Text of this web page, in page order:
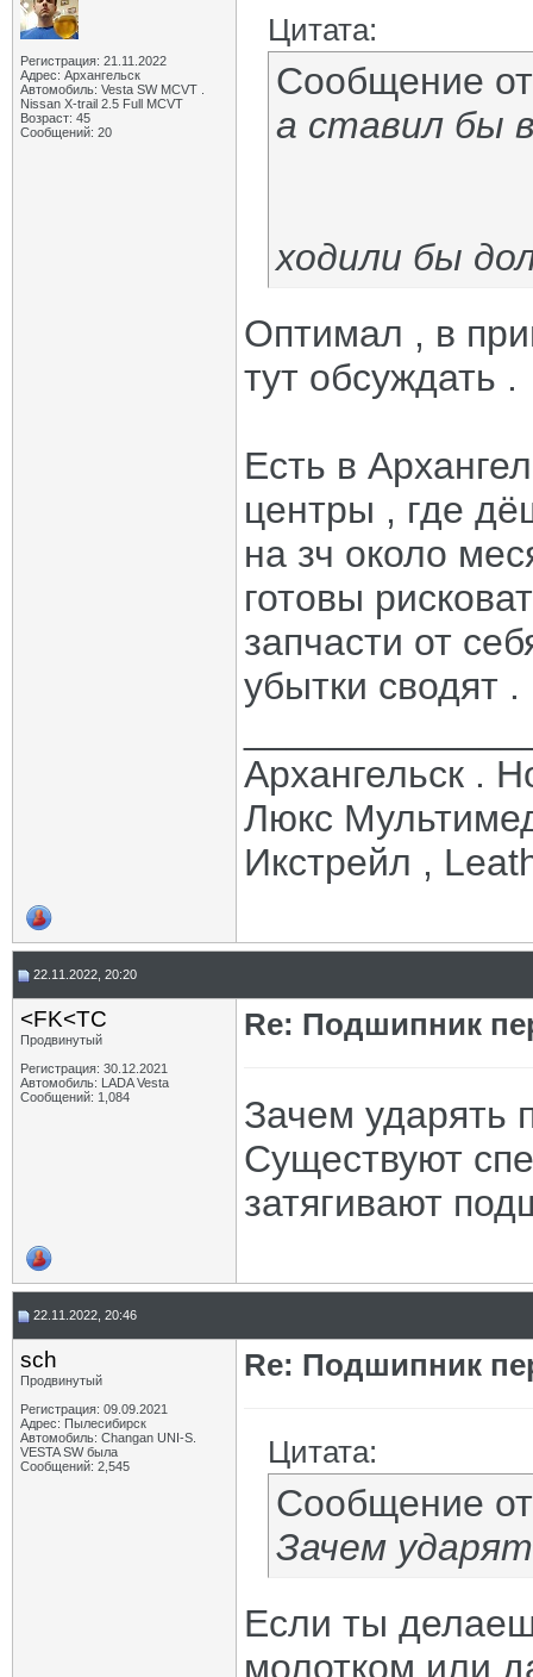
Регистрация: 21.11.2022
Адрес: Архангельск
Автомобиль: Vesta SW MCVT .
Nissan X-trail 2.5 Full MCVT
Возраст: 45
Сообщений: 20
Цитата:
Сообщение
а ставил бы
ходили бы
Оптимал , в
тут обсуждать .
Есть в
центры , где
на зч около
готовы
запчасти от
убытки сводят .
Архангельск .
Люкс
Икстрейл ,
22.11.2022, 20:20
<FK<TC
Продвинутый
Регистрация: 30.12.2021
Автомобиль: LADA Vesta
Сообщений: 1,084
Re: Подшипник
Зачем ударять
Существуют
затягивают
22.11.2022, 20:46
sch
Продвинутый
Регистрация: 09.09.2021
Адрес: Пылесибирск
Автомобиль: Changan UNI-S.
VESTA SW была
Сообщений: 2,545
Re: Подшипник
Цитата:
Сообщение
Зачем
Если ты
молотком или